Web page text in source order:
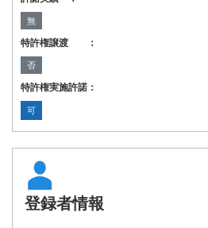
無
特許権譲渡 ：
否
特許権実施許諾：
可
登録者情報